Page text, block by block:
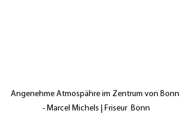
Angenehme Atmospähre im Zentrum von Bonn
- Marcel Michels | Friseur  Bonn